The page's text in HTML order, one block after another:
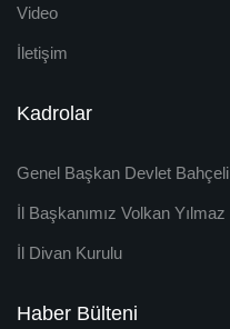
Video
İletişim
Kadrolar
Genel Başkan Devlet Bahçeli
İl Başkanımız Volkan Yılmaz
İl Divan Kurulu
Haber Bülteni